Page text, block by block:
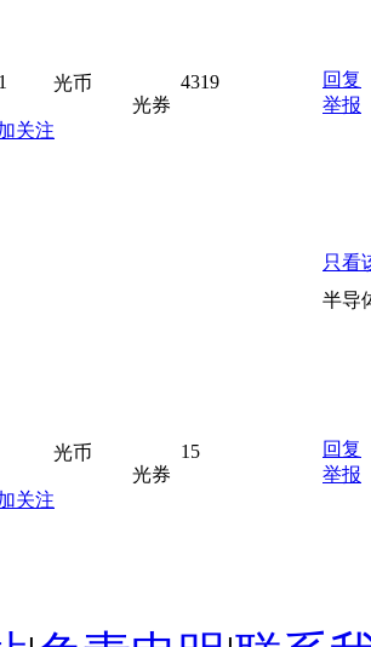
光币
4319
光券
关注
回复
举报
光币
15
光券
关注
只看
半导
回复
举报